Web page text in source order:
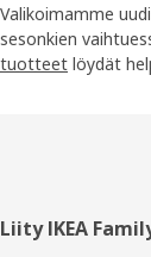
Valikoimamme
sesonkien
tuotteet löydät
Liity IKEA